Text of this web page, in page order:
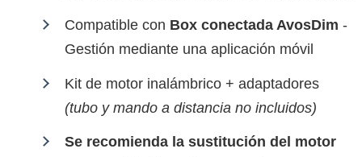
Compatible con Box conectada AvosDim -
Gestión mediante una aplicación móvil
Kit de motor inalámbrico + adaptadores
(tubo y mando a distancia no incluidos)
Se recomienda la sustitución del motor